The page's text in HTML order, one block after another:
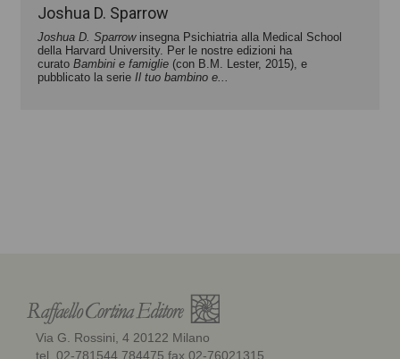
Joshua D. Sparrow
Joshua D. Sparrowinsegna Psichiatria alla Medical School
della Harvard University. Per le nostre edizioni ha
curato Bambini e famiglie (con B.M. Lester, 2015), e
pubblicato la serie Il tuo bambino e...
Via G. Rossini, 4 20122 Milano
tel. 02-781544 784475 fax 02-76021315